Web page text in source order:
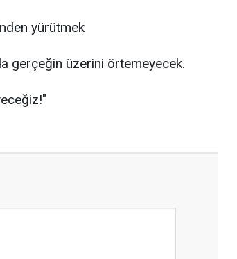
yürütmek
gerçeğin üzerini örtemeyecek.